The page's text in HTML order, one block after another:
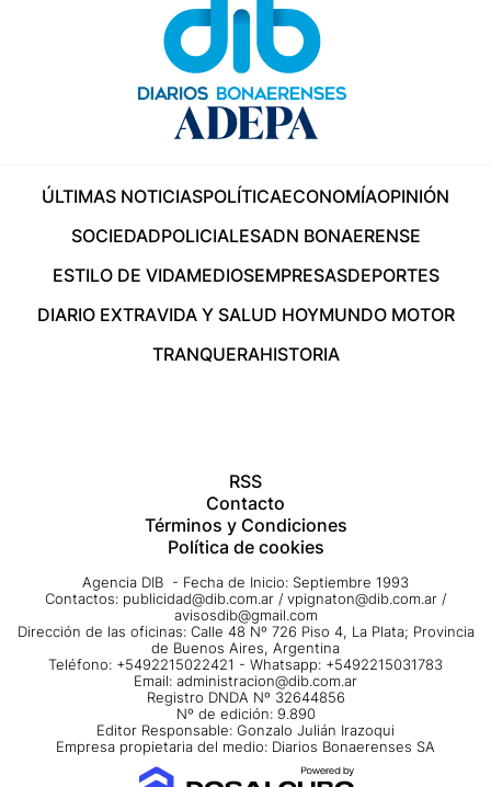
ÚLTIMAS NOTICIASPOLÍTICAECONOMÍAOPINIÓN
SOCIEDADPOLICIALESADN BONAERENSE
ESTILO DE VIDAMEDIOSEMPRESASDEPORTES
DIARIO EXTRAVIDA Y SALUD HOYMUNDO MOTOR
TRANQUERAHISTORIA
RSS
Contacto
Términos y Condiciones
Política de cookies
Agencia DIB - Fecha de Inicio: Septiembre 1993
Contactos: publicidad@dib.com.ar / vpignaton@dib.com.ar /
avisosdib@gmail.com
Dirección de las oficinas: Calle 48 Nº 726 Piso 4, La Plata; Provincia
de Buenos Aires, Argentina
Teléfono: +5492215022421 - Whatsapp: +5492215031783
Email: administracion@dib.com.ar
Registro DNDA Nº 32644856
Nº de edición: 9.890
Editor Responsable: Gonzalo Julián Irazoqui
Empresa propietaria del medio: Diarios Bonaerenses SA